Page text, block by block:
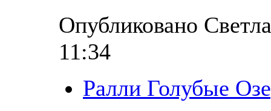
Опубликовано
11:34
Ралли Голубые